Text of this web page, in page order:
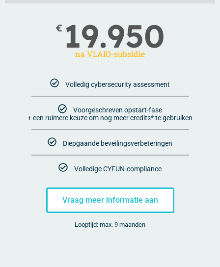
€ 19.950
na VLAIO-subsidie
Volledig cybersecurity assessment
Voorgeschreven opstart-fase
+ een ruimere keuze om nog meer credits* te gebruiken
Diepgaande beveilingsverbeteringen
Volledige CYFUN-compliance
Vraag meer informatie aan
Looptijd: max. 9 maanden